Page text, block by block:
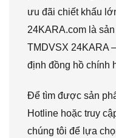
ưu đãi chiết khấu
24KARA.com là
TMDVSX 24KARA
định đồng hồ chính
Để tìm được sản
Hotline hoặc truy
chúng tôi để lựa